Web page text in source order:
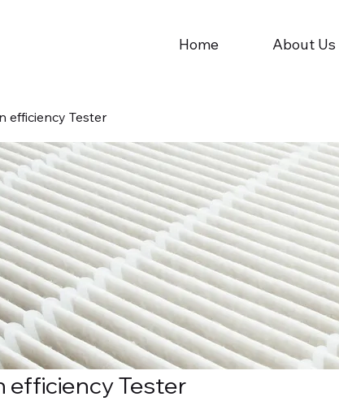
Home About Us
efficiency Tester
efficiency Tester